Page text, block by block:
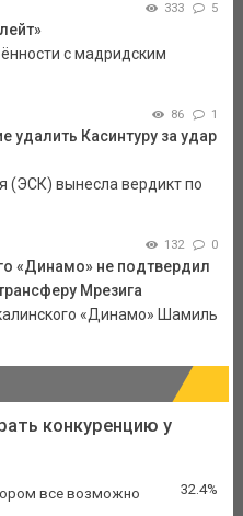
333 5
с мадридским
86 1
удалить Касинтуру за удар
(ЭСК) вынесла вердикт по
132 0
«Динамо» не подтвердил
Мрезига
«Динамо» Шамиль
конкуренцию у
все возможно 32.4%